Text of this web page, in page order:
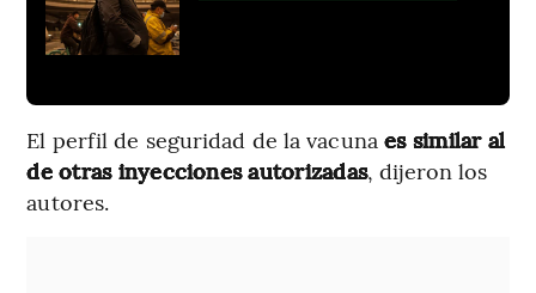
El perfil de seguridad de la vacuna es similar al
de otras inyecciones autorizadas, dijeron los
autores.